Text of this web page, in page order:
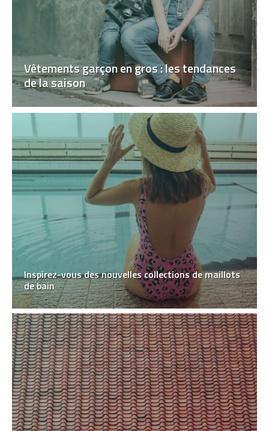
Vêtements garçon en gros : les tendances
de la saison
Inspirez-vous des nouvelles collections de maillots
de bain